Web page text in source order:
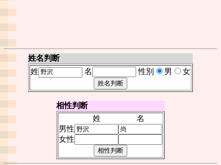
姓名判断
姓
名 性別 男 女
相性判断
姓
名
男性
女性